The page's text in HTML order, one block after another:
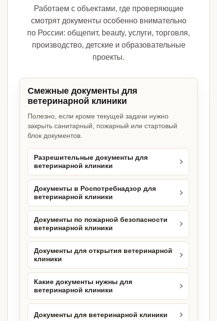
Работаем с объектами, где проверяющие
смотрят документы особенно внимательно
по России: общепит, beauty, услуги, торговля,
производство, детские и образовательные
проекты.
Смежные документы для
ветеринарной клиники
Полезно, если кроме текущей задачи нужно
закрыть санитарный, пожарный или стартовый
блок документов.
Разрешительные документы для
ветеринарной клиники
Документы в Роспотребнадзор для
ветеринарной клиники
Документы по пожарной безопасности
ветеринарной клиники
Документы для открытия ветеринарной
клиники
Какие документы нужны для
ветеринарной клиники
Документы для ветеринарной клиники